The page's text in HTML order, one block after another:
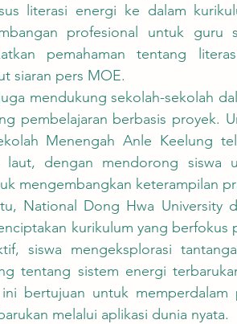
literasi energi ke dalam
profesional untuk guru
pemahaman tentang
siaran pers MOE.
pembelajaran berbasis proyek.
Menengah Anle Keelung
laut, dengan mendorong siswa
mengembangkan keterampilan
kurikulum yang berfokus
siswa mengeksplorasi
tentang sistem energi
ini bertujuan untuk
melalui aplikasi dunia nyata.